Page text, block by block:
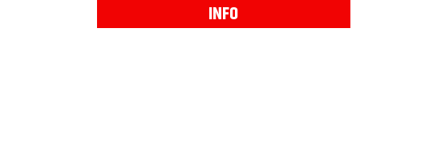
INFO